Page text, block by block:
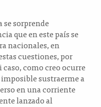
sorprende
que en este país se
nacionales, en
cuestiones, por
como creo ocurre
sustraerme a
en una corriente
lanzado al